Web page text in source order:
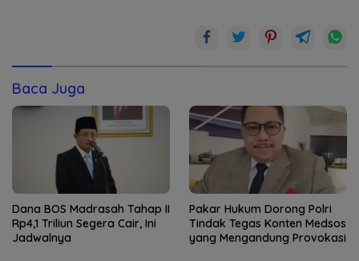
Baca Juga
Dana BOS Madrasah Tahap II
Rp4,1 Triliun Segera Cair, Ini
Jadwalnya
Pakar Hukum Dorong Polri
Tindak Tegas Konten Medsos
yang Mengandung Provokasi